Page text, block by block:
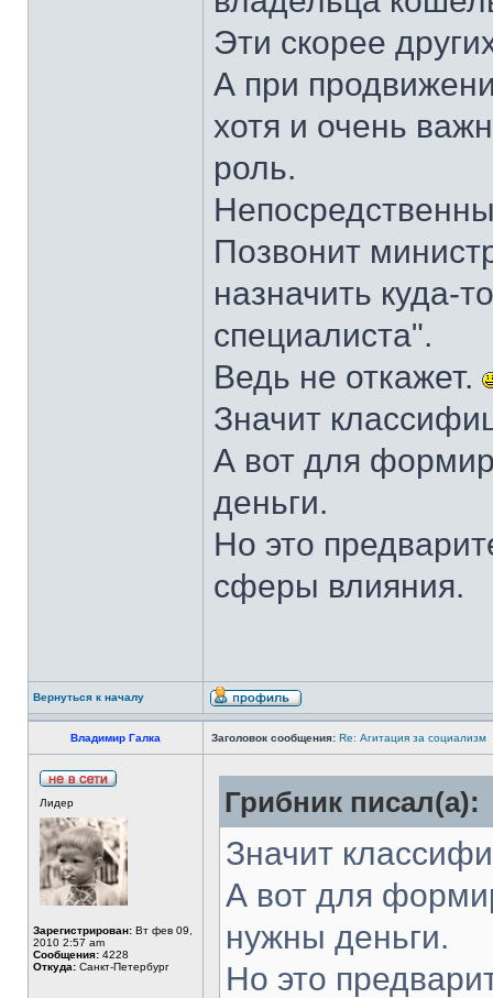
Эти скорее
А при
хотя и очень
роль.
Позвонит
назначить куда-
специалиста".
Ведь не откажет.
Значит
А вот для
деньги.
Но это
сферы влияния.
Вернуться к началу
Владимир Галка Заголовок сообщения: Re: Агитация за социализм
Лидер
Зарегистрирован: Вт фев 09,
2010 2:57 am
Сообщения: 4228
Откуда: Санкт-Петербург
Грибник писал(а):
Значит
А вот для
нужны деньги.
Но это